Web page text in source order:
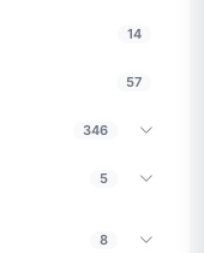
14
57
346
5
8